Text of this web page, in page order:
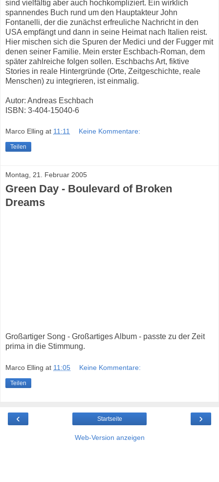
sind vielfältig aber auch hochkompliziert. Ein wirklich
spannendes Buch rund um den Hauptakteur John
Fontanelli, der die zunächst erfreuliche Nachricht in den
USA empfängt und dann in seine Heimat nach Italien reist.
Hier mischen sich die Spuren der Medici und der Fugger mit
denen seiner Familie. Mein erster Eschbach-Roman, dem
später zahlreiche folgen sollen. Eschbachs Art, fiktive
Stories in reale Hintergründe (Orte, Zeitgeschichte, reale
Menschen) zu integrieren, ist einmalig.
Autor: Andreas Eschbach
ISBN: 3-404-15040-6
Marco Elling at 11:11 Keine Kommentare:
Teilen
Montag, 21. Februar 2005
Green Day - Boulevard of Broken
Dreams
Großartiger Song - Großartiges Album - passte zu der Zeit
prima in die Stimmung.
Marco Elling at 11:05 Keine Kommentare:
Teilen
‹ ›
Startseite
Web-Version anzeigen